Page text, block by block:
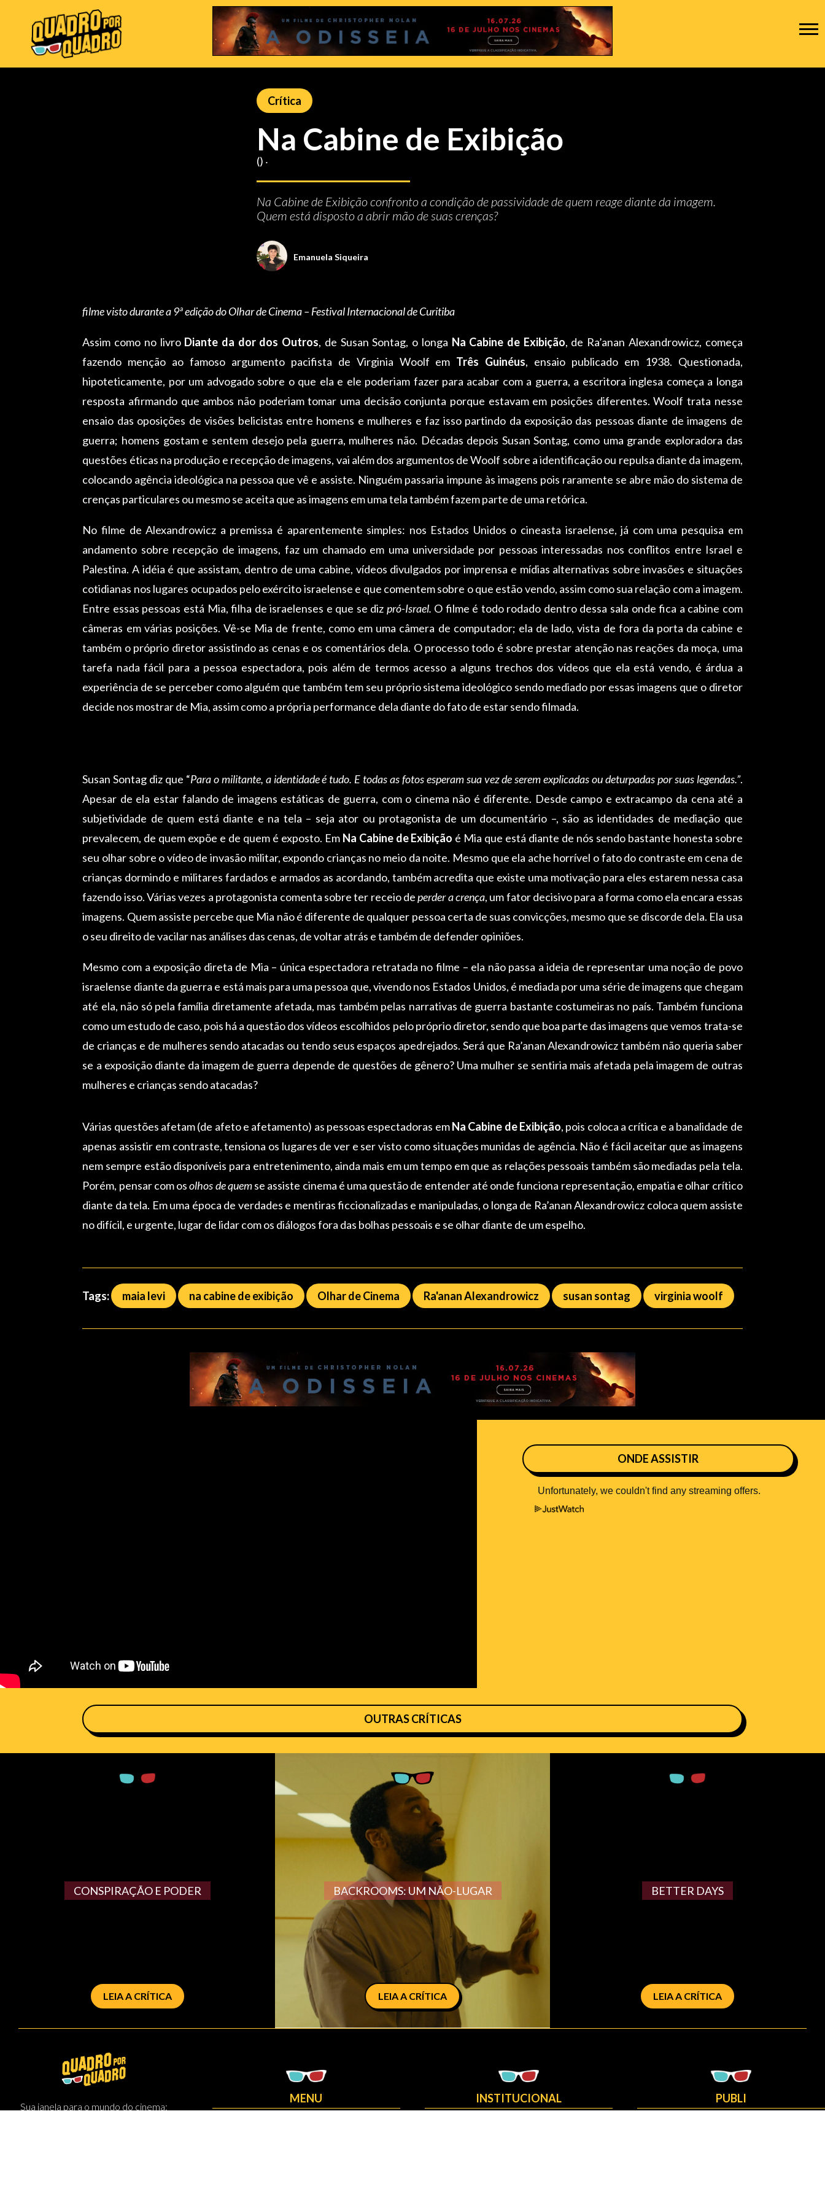
Crítica
Na Cabine de Exibição
() ‧
Na Cabine de Exibição confronto a condição de passividade de quem reage diante da imagem.
Quem está disposto a abrir mão de suas crenças?
Emanuela Siqueira
filme visto durante a 9ª edição do Olhar de Cinema – Festival Internacional de Curitiba
Assim como no livro Diante da dor dos Outros, de Susan Sontag, o longa Na Cabine de Exibição, de Ra’anan Alexandrowicz, começa
fazendo menção ao famoso argumento pacifista de Virginia Woolf em Três Guinéus, ensaio publicado em 1938. Questionada,
hipoteticamente, por um advogado sobre o que ela e ele poderiam fazer para acabar com a guerra, a escritora inglesa começa a longa
resposta afirmando que ambos não poderiam tomar uma decisão conjunta porque estavam em posições diferentes. Woolf trata nesse
ensaio das oposições de visões belicistas entre homens e mulheres e faz isso partindo da exposição das pessoas diante de imagens de
guerra; homens gostam e sentem desejo pela guerra, mulheres não. Décadas depois Susan Sontag, como uma grande exploradora das
questões éticas na produção e recepção de imagens, vai além dos argumentos de Woolf sobre a identificação ou repulsa diante da imagem,
colocando agência ideológica na pessoa que vê e assiste. Ninguém passaria impune às imagens pois raramente se abre mão do sistema de
crenças particulares ou mesmo se aceita que as imagens em uma tela também fazem parte de uma retórica.
No filme de Alexandrowicz a premissa é aparentemente simples: nos Estados Unidos o cineasta israelense, já com uma pesquisa em
andamento sobre recepção de imagens, faz um chamado em uma universidade por pessoas interessadas nos conflitos entre Israel e
Palestina. A idéia é que assistam, dentro de uma cabine, vídeos divulgados por imprensa e mídias alternativas sobre invasões e situações
cotidianas nos lugares ocupados pelo exército israelense e que comentem sobre o que estão vendo, assim como sua relação com a imagem.
Entre essas pessoas está Mia, filha de israelenses e que se diz pró-Israel. O filme é todo rodado dentro dessa sala onde fica a cabine com
câmeras em várias posições. Vê-se Mia de frente, como em uma câmera de computador; ela de lado, vista de fora da porta da cabine e
também o próprio diretor assistindo as cenas e os comentários dela. O processo todo é sobre prestar atenção nas reações da moça, uma
tarefa nada fácil para a pessoa espectadora, pois além de termos acesso a alguns trechos dos vídeos que ela está vendo, é árdua a
experiência de se perceber como alguém que também tem seu próprio sistema ideológico sendo mediado por essas imagens que o diretor
decide nos mostrar de Mia, assim como a própria performance dela diante do fato de estar sendo filmada.
Susan Sontag diz que “Para o militante, a identidade é tudo. E todas as fotos esperam sua vez de serem explicadas ou deturpadas por suas legendas.”.
Apesar de ela estar falando de imagens estáticas de guerra, com o cinema não é diferente. Desde campo e extracampo da cena até a
subjetividade de quem está diante e na tela – seja ator ou protagonista de um documentário –, são as identidades de mediação que
prevalecem, de quem expõe e de quem é exposto. EmNa Cabine de Exibição é Mia que está diante de nós sendo bastante honesta sobre
seu olhar sobre o vídeo de invasão militar, expondo crianças no meio da noite. Mesmo que ela ache horrível o fato do contraste em cena de
crianças dormindo e militares fardados e armados as acordando, também acredita que existe uma motivação para eles estarem nessa casa
fazendo isso. Várias vezes a protagonista comenta sobre ter receio deperder a crença, um fator decisivo para a forma como ela encara essas
imagens. Quem assiste percebe que Mia não é diferente de qualquer pessoa certa de suas convicções, mesmo que se discorde dela. Ela usa
o seu direito de vacilar nas análises das cenas, de voltar atrás e também de defender opiniões.
Mesmo com a exposição direta de Mia – única espectadora retratada no filme – ela não passa a ideia de representar uma noção de povo
israelense diante da guerra e está mais para uma pessoa que, vivendo nos Estados Unidos, é mediada por uma série de imagens que chegam
até ela, não só pela família diretamente afetada, mas também pelas narrativas de guerra bastante costumeiras no país. Também funciona
como um estudo de caso, pois há a questão dos vídeos escolhidos pelo próprio diretor, sendo que boa parte das imagens que vemos trata-se
de crianças e de mulheres sendo atacadas ou tendo seus espaços apedrejados. Será que Ra’anan Alexandrowicz também não queria saber
se a exposição diante da imagem de guerra depende de questões de gênero? Uma mulher se sentiria mais afetada pela imagem de outras
mulheres e crianças sendo atacadas?
Várias questões afetam (de afeto e afetamento) as pessoas espectadoras emNa Cabine de Exibição, pois coloca a crítica e a banalidade de
apenas assistir em contraste, tensiona os lugares de ver e ser visto como situações munidas de agência. Não é fácil aceitar que as imagens
nem sempre estão disponíveis para entretenimento, ainda mais em um tempo em que as relações pessoais também são mediadas pela tela.
Porém, pensar com osolhos de quemse assiste cinema é uma questão de entender até onde funciona representação, empatia e olhar crítico
diante da tela. Em uma época de verdades e mentiras ficcionalizadas e manipuladas, o longa de Ra’anan Alexandrowicz coloca quem assiste
no difícil, e urgente, lugar de lidar com os diálogos fora das bolhas pessoais e se olhar diante de um espelho.
Tags: maia levi na cabine de exibição Olhar de Cinema Ra'anan Alexandrowicz susan sontag virginia woolf
ONDE ASSISTIR
OUTRAS CRÍTICAS
CONSPIRAÇÃO E PODER
LEIA A CRÍTICA
BACKROOMS: UM NÃO-LUGAR
LEIA A CRÍTICA
BETTER DAYS
LEIA A CRÍTICA
Sua janela para o mundo do cinema:
MENU INSTITUCIONAL PUBLI